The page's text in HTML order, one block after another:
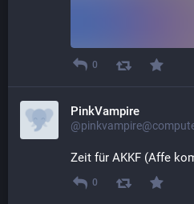
0
PinkVampire
Zeit für AKKF (Affe
0